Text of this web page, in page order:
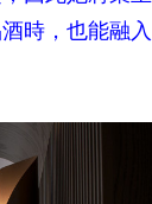
時，也能融入